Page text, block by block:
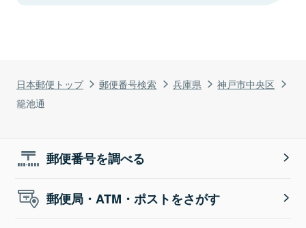
日本郵便トップ 郵便番号検索 兵庫県
神戸市中央区
籠池通
郵便番号を調べる
郵便局・ATM・ポストをさがす